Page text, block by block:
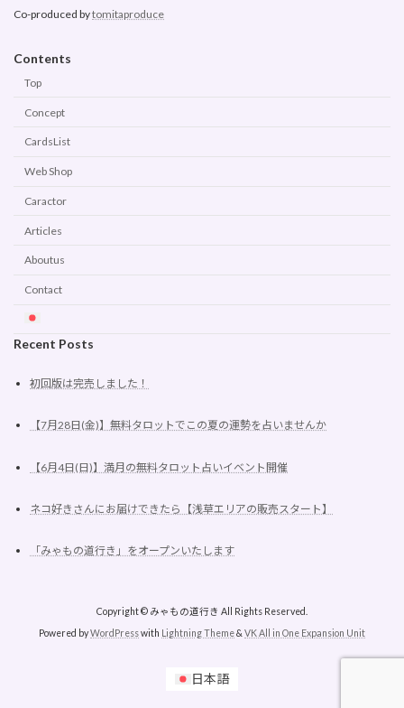
Co-produced bytomitaproduce
Contents
Top
Concept
CardsList
Web Shop
Caractor
Articles
Aboutus
Contact
Recent Posts
初回版は完売しました！
【7月28日(金)】無料タロットでこの夏の運勢を占いませんか
【6月4日(日)】満月の無料タロット占いイベント開催
ネコ好きさんにお届けできたら【浅草エリアの販売スタート】
「みゃもの道行き」をオープンいたします
Copyright © みゃもの道行き All Rights Reserved.
Powered byWordPresswith Lightning Theme& VK All in One Expansion Unit
日本語